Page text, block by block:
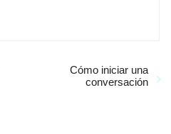
Cómo iniciar una
conversación